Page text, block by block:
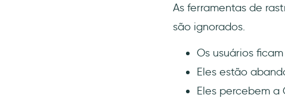
As ferramentas de
são ignorados.
Os usuários
Eles estão
Eles percebem a